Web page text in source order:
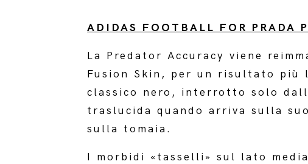
ADIDAS FOOTBALL FOR PRADA
La Predator Accuracy viene
Fusion Skin, per un risultato più
classico nero, interrotto solo
traslucida quando arriva sulla
sulla tomaia.
I morbidi «tasselli» sul lato